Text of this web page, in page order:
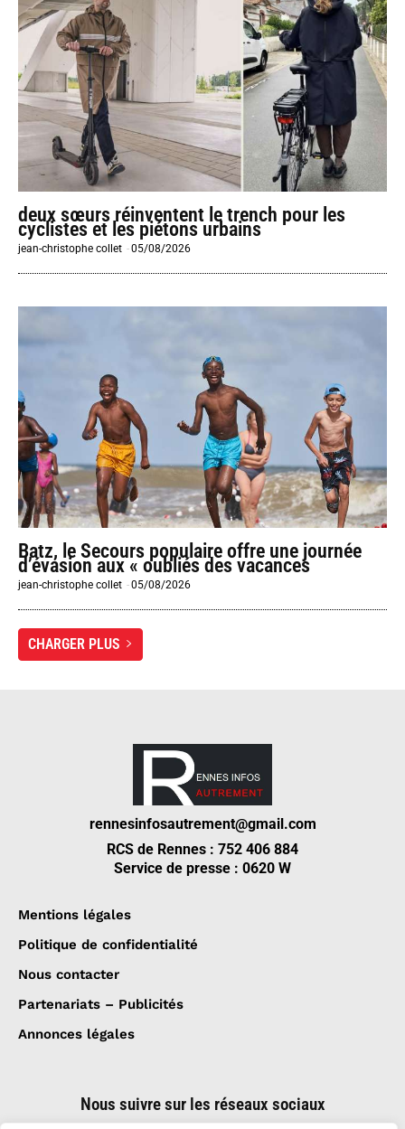
deux sœurs réinventent le trench pour les
cyclistes et les piétons urbains
jean-christophe collet -05/08/2026
Batz, le Secours populaire offre une journée
d’évasion aux « oubliés des vacances
jean-christophe collet -05/08/2026
CHARGER PLUS
rennesinfosautrement@gmail.com
RCS de Rennes : 752 406 884
Service de presse : 0620 W
Mentions légales
Politique de confidentialité
Nous contacter
Partenariats – Publicités
Annonces légales
Nous suivre sur les réseaux sociaux